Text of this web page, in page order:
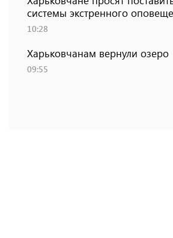
системы экстренного
10:28
Харьковчанам вернули озеро
09:55